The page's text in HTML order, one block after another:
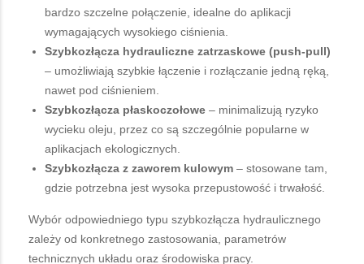
bardzo szczelne połączenie, idealne do aplikacji
wymagających wysokiego ciśnienia.
Szybkozłącza hydrauliczne zatrzaskowe (push-pull)
– umożliwiają szybkie łączenie i rozłączanie jedną ręką,
nawet pod ciśnieniem.
Szybkozłącza płaskoczołowe – minimalizują ryzyko
wycieku oleju, przez co są szczególnie popularne w
aplikacjach ekologicznych.
Szybkozłącza z zaworem kulowym – stosowane tam,
gdzie potrzebna jest wysoka przepustowość i trwałość.
Wybór odpowiedniego typu szybkozłącza hydraulicznego
zależy od konkretnego zastosowania, parametrów
technicznych układu oraz środowiska pracy.